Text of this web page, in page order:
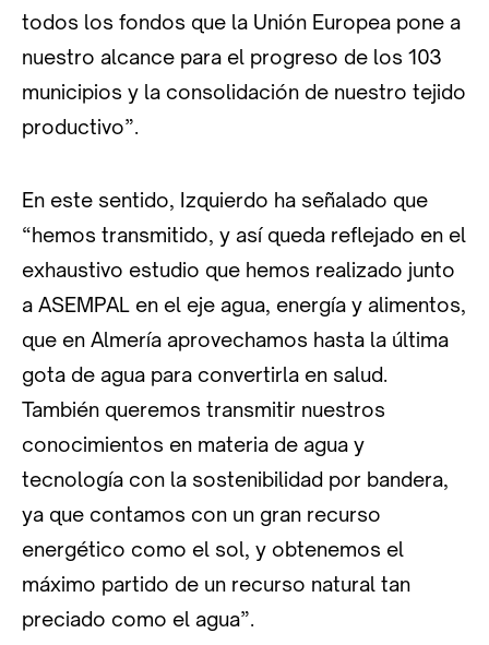
todos los fondos que la Unión Europea pone a
nuestro alcance para el progreso de los 103
municipios y la consolidación de nuestro tejido
productivo”.
En este sentido, Izquierdo ha señalado que
“hemos transmitido, y así queda reflejado en el
exhaustivo estudio que hemos realizado junto
a ASEMPAL en el eje agua, energía y alimentos,
que en Almería aprovechamos hasta la última
gota de agua para convertirla en salud.
También queremos transmitir nuestros
conocimientos en materia de agua y
tecnología con la sostenibilidad por bandera,
ya que contamos con un gran recurso
energético como el sol, y obtenemos el
máximo partido de un recurso natural tan
preciado como el agua”.